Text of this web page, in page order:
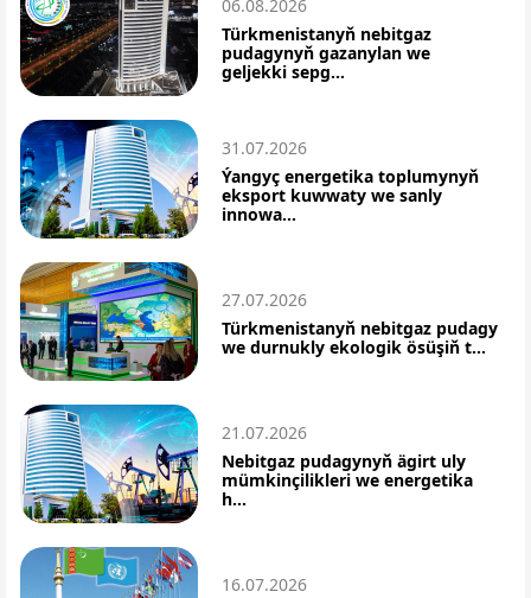
06.08.2026
Türkmenistanyň nebitgaz
pudagynyň gazanylan we
geljekki sepg...
31.07.2026
Ýangyç energetika toplumynyň
eksport kuwwaty we sanly
innowa...
27.07.2026
Türkmenistanyň nebitgaz pudagy
we durnukly ekologik ösüşiň t...
21.07.2026
Nebitgaz pudagynyň ägirt uly
mümkinçilikleri we energetika
h...
16.07.2026